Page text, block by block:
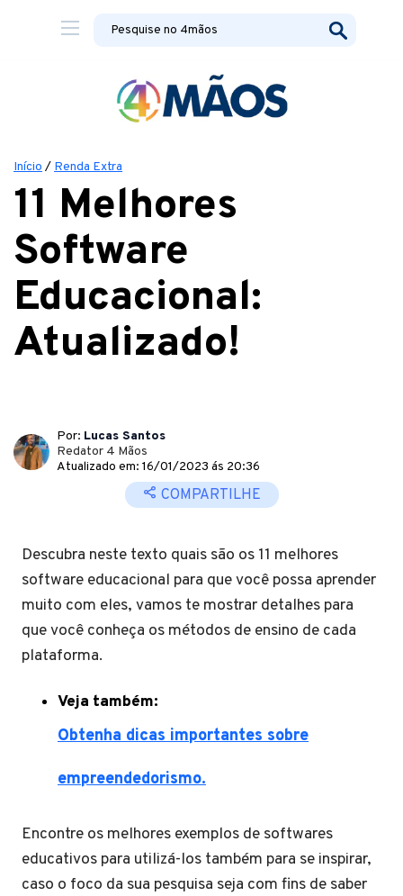
Início / Renda Extra
11 Melhores
Software
Educacional:
Atualizado!
Por: Lucas Santos
Redator 4 Mãos
Atualizado em: 16/01/2023 ás 20:36
COMPARTILHE
Descubra neste texto quais são os 11 melhores
software educacional para que você possa aprender
muito com eles, vamos te mostrar detalhes para
que você conheça os métodos de ensino de cada
plataforma.
Veja também:
Obtenha dicas importantes sobre
empreendedorismo.
Encontre os melhores exemplos de softwares
educativos para utilizá-los também para se inspirar,
caso o foco da sua pesquisa seja com fins de saber